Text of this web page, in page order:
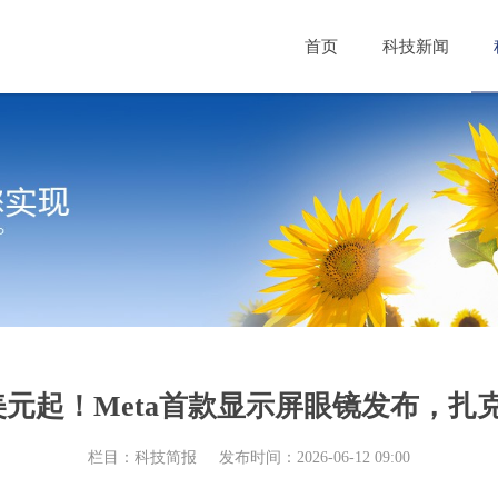
首页 科技新闻
元起！Meta首款显示屏眼镜发布，扎
栏目：科技简报 发布时间：2026-06-12 09:00